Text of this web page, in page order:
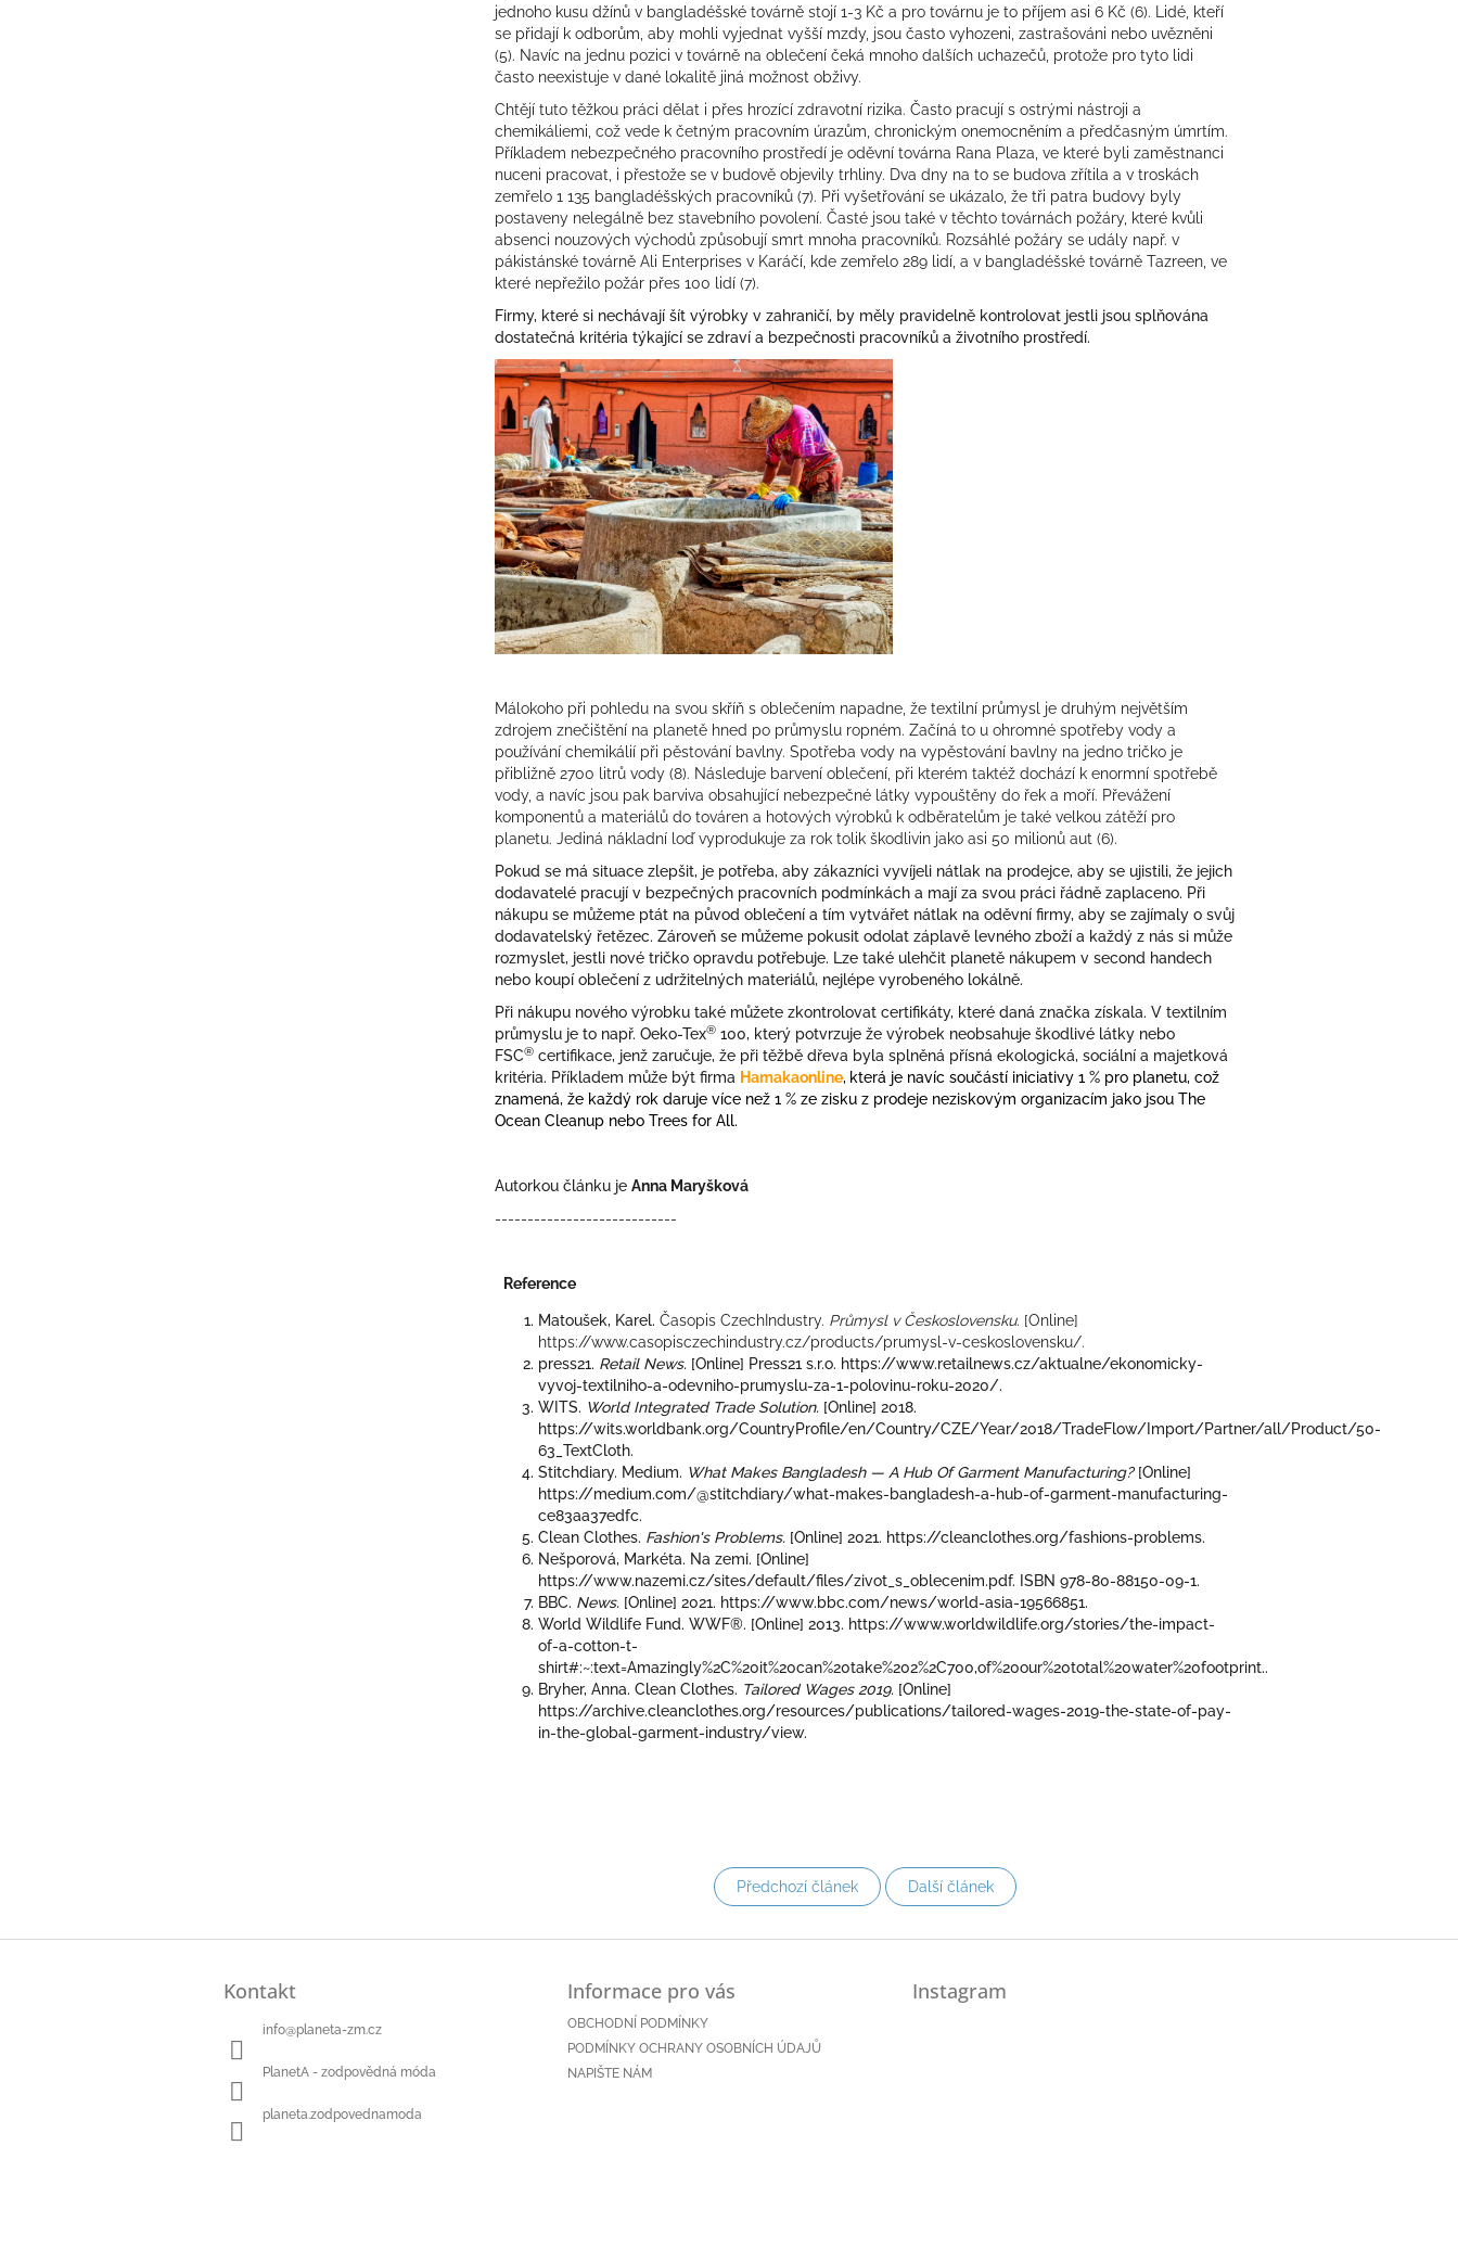
jednoho kusu džínů v bangladéšské továrně stojí 1-3 Kč a pro továrnu je to příjem asi 6 Kč (6). Lidé, kteří
se přidají k odborům, aby mohli vyjednat vyšší mzdy, jsou často vyhozeni, zastrašováni nebo uvězněni
(5). Navíc na jednu pozici v továrně na oblečení čeká mnoho dalších uchazečů, protože pro tyto lidi
často neexistuje v dané lokalitě jiná možnost obživy.
Chtějí tuto těžkou práci dělat i přes hrozící zdravotní rizika. Často pracují s ostrými nástroji a
chemikáliemi, což vede k četným pracovním úrazům, chronickým onemocněním a předčasným úmrtím.
Příkladem nebezpečného pracovního prostředí je oděvní továrna Rana Plaza, ve které byli zaměstnanci
nuceni pracovat, i přestože se v budově objevily trhliny. Dva dny na to se budova zřítila a v troskách
zemřelo 1 135 bangladéšských pracovníků (7). Při vyšetřování se ukázalo, že tři patra budovy byly
postaveny nelegálně bez stavebního povolení. Časté jsou také v těchto továrnách požáry, které kvůli
absenci nouzových východů způsobují smrt mnoha pracovníků. Rozsáhlé požáry se udály např. v
pákistánské továrně Ali Enterprises v Karáčí, kde zemřelo 289 lidí, a v bangladéšské továrně Tazreen, ve
které nepřežilo požár přes 100 lidí (7).
Firmy, které si nechávají šít výrobky v zahraničí, by měly pravidelně kontrolovat jestli jsou splňována
dostatečná kritéria týkající se zdraví a bezpečnosti pracovníků a životního prostředí.
Málokoho při pohledu na svou skříň s oblečením napadne, že textilní průmysl je druhým největším
zdrojem znečištění na planetě hned po průmyslu ropném. Začíná to u ohromné spotřeby vody a
používání chemikálií při pěstování bavlny. Spotřeba vody na vypěstování bavlny na jedno tričko je
přibližně 2700 litrů vody (8). Následuje barvení oblečení, při kterém taktéž dochází k enormní spotřebě
vody, a navíc jsou pak barviva obsahující nebezpečné látky vypouštěny do řek a moří. Převážení
komponentů a materiálů do továren a hotových výrobků k odběratelům je také velkou zátěží pro
planetu. Jediná nákladní loď vyprodukuje za rok tolik škodlivin jako asi 50 milionů aut (6).
Pokud se má situace zlepšit, je potřeba, aby zákazníci vyvíjeli nátlak na prodejce, aby se ujistili, že jejich
dodavatelé pracují v bezpečných pracovních podmínkách a mají za svou práci řádně zaplaceno. Při
nákupu se můžeme ptát na původ oblečení a tím vytvářet nátlak na oděvní firmy, aby se zajímaly o svůj
dodavatelský řetězec. Zároveň se můžeme pokusit odolat záplavě levného zboží a každý z nás si může
rozmyslet, jestli nové tričko opravdu potřebuje. Lze také ulehčit planetě nákupem v second handech
nebo koupí oblečení z udržitelných materiálů, nejlépe vyrobeného lokálně.
Při nákupu nového výrobku také můžete zkontrolovat certifikáty, které daná značka získala. V textilním
průmyslu je to např. Oeko-Tex® 100, který potvrzuje že výrobek neobsahuje škodlivé látky nebo
FSC® certifikace, jenž zaručuje, že při těžbě dřeva byla splněná přísná ekologická, sociální a majetková
kritéria. Příkladem může být firma Hamakaonline, která je navíc součástí iniciativy 1 % pro planetu, což
znamená, že každý rok daruje více než 1 % ze zisku z prodeje neziskovým organizacím jako jsou The
Ocean Cleanup nebo Trees for All.
Autorkou článku je Anna Maryšková
----------------------------
Reference
Matoušek, Karel. Časopis CzechIndustry. Průmysl v Československu. [Online]
https://www.casopisczechindustry.cz/products/prumysl-v-ceskoslovensku/.
press21. Retail News. [Online] Press21 s.r.o. https://www.retailnews.cz/aktualne/ekonomicky-
vyvoj-textilniho-a-odevniho-prumyslu-za-1-polovinu-roku-2020/.
WITS. World Integrated Trade Solution. [Online] 2018.
https://wits.worldbank.org/CountryProfile/en/Country/CZE/Year/2018/TradeFlow/Import/Partner/all/Product/50-
63_TextCloth.
Stitchdiary. Medium. What Makes Bangladesh — A Hub Of Garment Manufacturing? [Online]
https://medium.com/@stitchdiary/what-makes-bangladesh-a-hub-of-garment-manufacturing-
ce83aa37edfc.
Clean Clothes. Fashion's Problems. [Online] 2021. https://cleanclothes.org/fashions-problems.
Nešporová, Markéta. Na zemi. [Online]
https://www.nazemi.cz/sites/default/files/zivot_s_oblecenim.pdf. ISBN 978-80-88150-09-1.
BBC. News. [Online] 2021. https://www.bbc.com/news/world-asia-19566851.
World Wildlife Fund. WWF®. [Online] 2013. https://www.worldwildlife.org/stories/the-impact-
of-a-cotton-t-
shirt#:~:text=Amazingly%2C%20it%20can%20take%202%2C700,of%20our%20total%20water%20footprint..
Bryher, Anna. Clean Clothes. Tailored Wages 2019. [Online]
https://archive.cleanclothes.org/resources/publications/tailored-wages-2019-the-state-of-pay-
in-the-global-garment-industry/view.
Předchozí článek Další článek
Kontakt
info@planeta-zm.cz
PlanetA - zodpovědná móda
planeta.zodpovednamoda
Informace pro vás
OBCHODNÍ PODMÍNKY
PODMÍNKY OCHRANY OSOBNÍCH ÚDAJŮ
NAPIŠTE NÁM
Instagram